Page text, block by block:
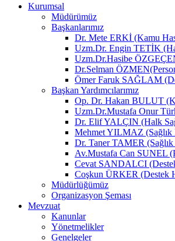
Kurumsal
Müdürümüz
Başkanlarımız
Dr. Mete ERKİ (Kamu
Uzm.Dr. Engin TETİK
Uzm.Dr.Hasibe
Dr.Selman
Ömer Faruk SAĞLAM
Başkan Yardımcılarımız
Op. Dr. Hakan BULUT
Uzm.Dr.Mustafa Onur
Dr. Elif YALÇIN (Halk
Mehmet YILMAZ (Sağlık
Dr. Taner TAMER (Sağlık
Av.Mustafa Can SUNEL
Cevat SANDALCI
Coşkun ÜRKER (Destek
Müdürlüğümüz
Organizasyon Şeması
Mevzuat
Kanunlar
Yönetmelikler
Genelgeler